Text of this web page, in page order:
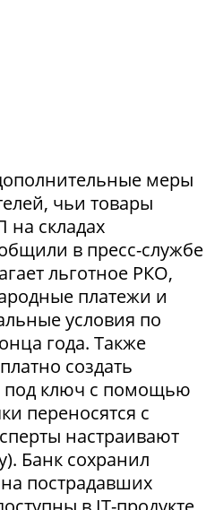
меры
чьи товары
на складах
в пресс-службе
льготное РКО,
платежи и
условия по
года. Также
создать
под ключ с помощью
переносятся с
настраивают
Банк сохранил
пострадавших